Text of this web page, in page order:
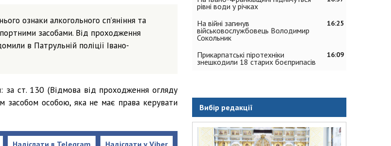
ознаки алкогольного сп’яніння та
засобами. Від проходження
в Патрульній поліції Івано-
за ст. 130 (Відмова від проходження огляду
засобом особою, яка не має права керувати
рівні води у річках
16:25
На війні загинув
військовослужбовець Володимир
Сокольник
16:09
Прикарпатські піротехніки
знешкодили 18 старих боєприпасів
Вибір редакції